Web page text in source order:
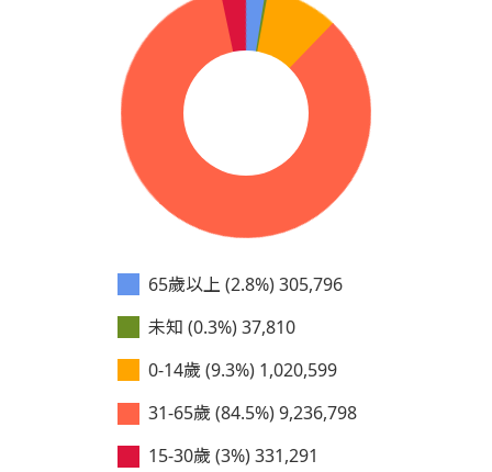
65歲以上 (2.8%) 305,796
未知 (0.3%) 37,810
0-14歲 (9.3%) 1,020,599
31-65歲 (84.5%) 9,236,798
15-30歲 (3%) 331,291